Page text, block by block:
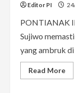
Editor PI
PONTIANAK
Sujiwo
yang ambruk di
Read More